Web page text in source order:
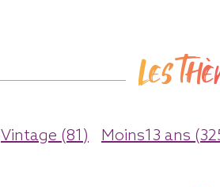
Les
Vintage (81) Moins13 ans